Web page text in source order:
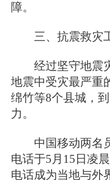
障。
三、抗震救灾
经过坚守地震灾
地震中受灾最严重
绵竹等8个县城，
力。
中国移动两名员
电话于5月15日凌
电话成为当地与外